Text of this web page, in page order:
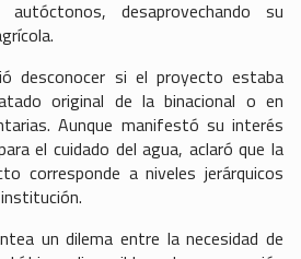
desaprovechando su
desconocer si el proyecto estaba
original de la binacional o en
Aunque manifestó su interés
el cuidado del agua, aclaró que la
corresponde a niveles jerárquicos
un dilema entre la necesidad de